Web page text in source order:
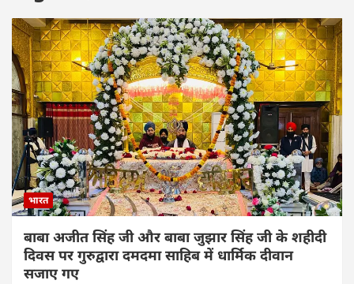
भारत
बाबा अजीत सिंह जी और बाबा जुझार सिंह जी के शहीदी
दिवस पर गुरुद्वारा दमदमा साहिब में धार्मिक दीवान
सजाए गए